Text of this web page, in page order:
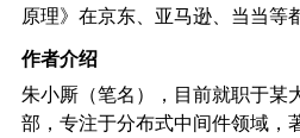
原理》在京东、亚马逊、当当等
作者介绍
朱小厮（笔名），目前就职于某
部，专注于分布式中间件领域，